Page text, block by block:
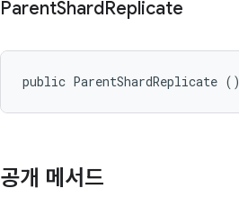
ParentShardReplicate
public ParentShardReplicate ()
공개 메서드